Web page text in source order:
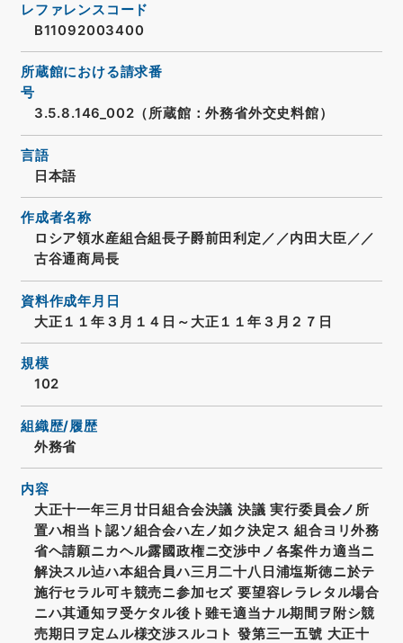
レファレンスコード
B11092003400
所蔵館における請求番
号
3.5.8.146_002（所蔵館：外務省外交史料館）
言語
日本語
作成者名称
ロシア領水産組合組長子爵前田利定／／内田大臣／／
古谷通商局長
資料作成年月日
大正１１年３月１４日～大正１１年３月２７日
規模
102
組織歴/履歴
外務省
内容
大正十一年三月廿日組合会決議 決議 実行委員会ノ所
置ハ相当ト認ソ組合会ハ左ノ如ク決定ス 組合ヨリ外務
省ヘ請願ニカヘル露國政権ニ交渉中ノ各案件カ適当ニ
解決スル迠ハ本組合員ハ三月二十八日浦塩斯徳ニ於テ
施行セラル可キ競売ニ参加セズ 要望容レラレタル場合
ニハ其通知ヲ受ケタル後ト雖モ適当ナル期間ヲ附シ競
売期日ヲ定ムル様交渉スルコト 發第三一五號 大正十